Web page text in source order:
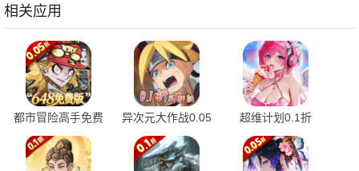
相关应用
都市冒险高手免费
版 1.0.001 手机版
异次元大作战0.05
折 1.0.1 官方版
超维计划0.1折
1.0.0 最新版